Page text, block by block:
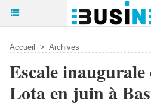
Accueil > Archives
Escale inaugurale
Lota en juin à